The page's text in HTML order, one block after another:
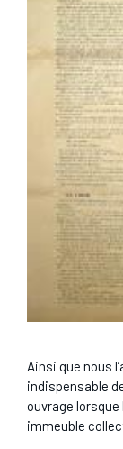
Ainsi que nous
indispensable
ouvrage
immeuble